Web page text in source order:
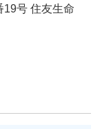
19号住友生命